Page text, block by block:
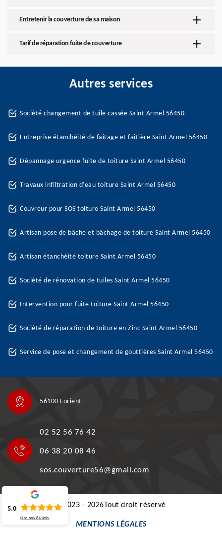
Entretenir la couverture de sa maison
Tarif de réparation fuite de couverture
Autres services
Société changement de tuile cassée Saint Armel 56450
Entreprise étanchéité de faitage et faitière Saint Armel 56450
Dépannage urgence fuite de toiture Saint Armel 56450
Travaux infiltration d'eau toiture Saint Armel 56450
Couvreur pour SOS toiture Saint Armel 56450
Artisan pose de bâche et bâchage de toiture Saint Armel 56450
Artisan étanchéité toiture Saint Armel 56450
Société de rénovation de tuiles Saint Armel 56450
Intervention pour fuite toiture Saint Armel 56450
Société de réparation de toiture en Zinc Saint Armel 56450
Service de pose et changement de gouttières Saint Armel 56450
56100 Lorient
02 52 56 76 42
06 38 20 08 46
sos.couverture56@gmail.com
©2023 - 2026Tout droit réservé
MENTIONS LÉGALES
5.0
Lire nos84 avis